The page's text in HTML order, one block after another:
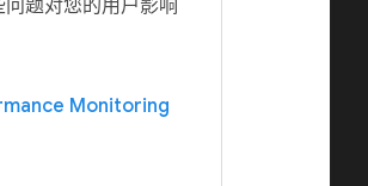
题对您的用户影响
Monitoring